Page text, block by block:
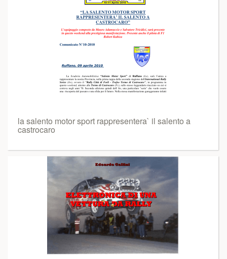
la salento motor sport rappresentera` il salento a
castrocaro